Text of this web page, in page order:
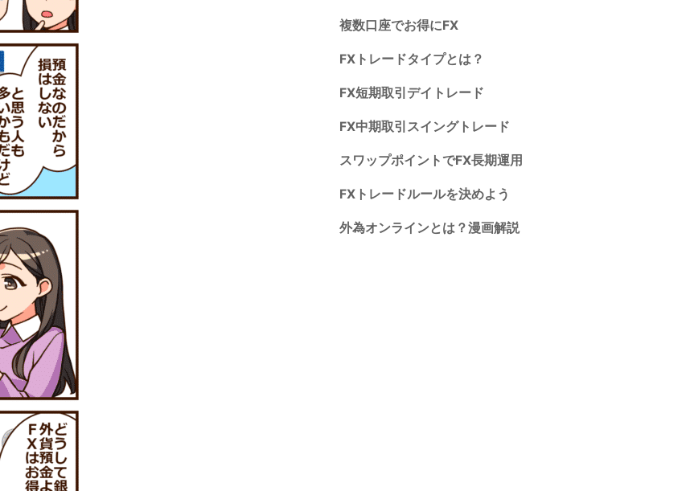
複数口座でお得にFX
FXトレードタイプとは？
FX短期取引デイトレード
FX中期取引スイングトレード
スワップポイントでFX長期運用
FXトレードルールを決めよう
外為オンラインとは？漫画解説